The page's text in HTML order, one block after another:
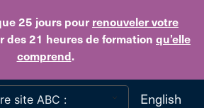
25 jours pour renouveler votre
des 21 heures de formation qu’elle
comprend.
Skip to main content
English